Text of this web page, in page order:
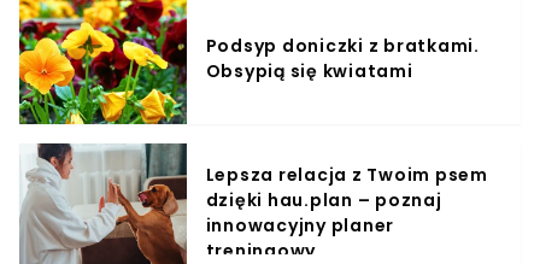
Podsyp doniczki z bratkami.
Obsypią się kwiatami
Lepsza relacja z Twoim psem
dzięki hau.plan – poznaj
innowacyjny planer
treningowy